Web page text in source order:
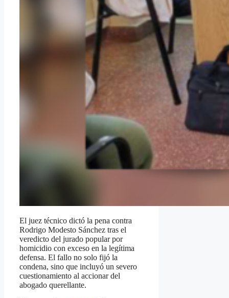
El juez técnico dictó la pena contra
Rodrigo Modesto Sánchez tras el
veredicto del jurado popular por
homicidio con exceso en la legítima
defensa. El fallo no solo fijó la
condena, sino que incluyó un severo
cuestionamiento al accionar del
abogado querellante.